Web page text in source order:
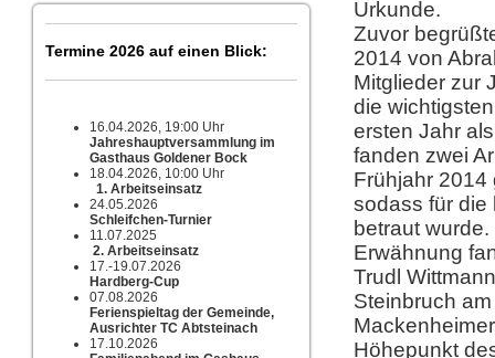
Termine 2026 auf einen Blick:
16.04.2026, 19:00 Uhr
Jahreshauptversammlung im
Gasthaus Goldener Bock
18.04.2026, 10:00 Uhr
1. Arbeitseinsatz
24.05.2026
Schleifchen-Turnier
11.07.2025
2. Arbeitseinsatz
17.-19.07.2026
Hardberg-Cup
07.08.2026
Ferienspieltag der Gemeinde,
Ausrichter TC Abtsteinach
17.10.2026
Urkunde.
Zuvor
2014 von
Mitglieder zur
die
ersten Jahr
fanden zwei
Frühjahr 2014
sodass für die
betraut wurde.
Erwähnung
Trudl
Steinbruch
Höhepunkt